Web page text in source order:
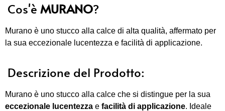
Cos'è MURANO?
Murano è uno stucco alla calce di alta qualità, affermato per
la sua eccezionale lucentezza e facilità di applicazione.
Descrizione del Prodotto:
Murano è uno stucco alla calce che si distingue per la sua
eccezionale lucentezza e facilità di applicazione. Ideale